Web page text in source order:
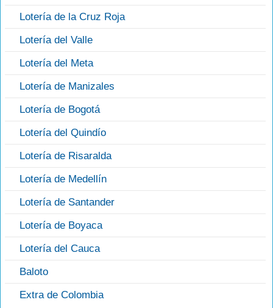
Lotería de la Cruz Roja
Lotería del Valle
Lotería del Meta
Lotería de Manizales
Lotería de Bogotá
Lotería del Quindío
Lotería de Risaralda
Lotería de Medellín
Lotería de Santander
Lotería de Boyaca
Lotería del Cauca
Baloto
Extra de Colombia